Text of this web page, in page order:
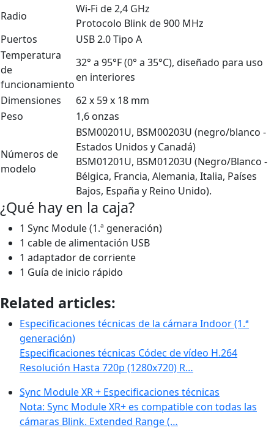
Radio
Wi-Fi de 2,4 GHz
Protocolo Blink de 900 MHz
Puertos
USB 2.0 Tipo A
Temperatura
de
funcionamiento
32° a 95°F (0° a 35°C), diseñado para uso
en interiores
Dimensiones
62 x 59 x 18 mm
Peso
1,6 onzas
Números de
modelo
BSM00201U, BSM00203U (negro/blanco -
Estados Unidos y Canadá)
BSM01201U, BSM01203U (Negro/Blanco -
Bélgica, Francia, Alemania, Italia, Países
Bajos, España y Reino Unido).
¿Qué hay en la caja?
1 Sync Module (1.ª generación)
1 cable de alimentación USB
1 adaptador de corriente
1 Guía de inicio rápido
Related articles:
Especificaciones técnicas de la cámara Indoor (1.ª
generación)
Especificaciones técnicas Códec de vídeo H.264
Resolución Hasta 720p (1280x720) R…
Sync Module XR + Especificaciones técnicas
Nota: Sync Module XR+ es compatible con todas las
cámaras Blink. Extended Range (…